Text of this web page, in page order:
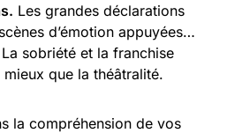
Les grandes déclarations
d’émotion appuyées…
sobriété et la franchise
que la théâtralité.
la compréhension de vos